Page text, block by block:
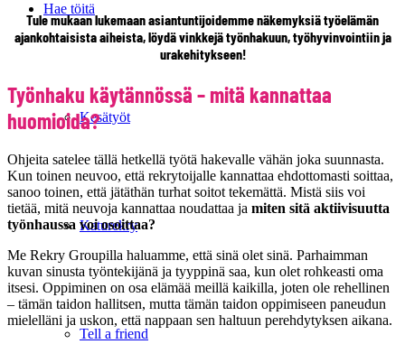
Hae töitä
Kesätyöt
Katurekry
Tell a friend
Tule mukaan lukemaan asiantuntijoidemme näkemyksiä työelämän
ajankohtaisista aiheista, löydä vinkkejä työnhakuun, työhyvinvointiin ja
urakehitykseen!
Työnhaku käytännössä – mitä kannattaa
huomioida?
Ohjeita satelee tällä hetkellä työtä hakevalle vähän joka suunnasta.
Kun toinen neuvoo, että rekrytoijalle kannattaa ehdottomasti soittaa,
sanoo toinen, että jätäthän turhat soitot tekemättä. Mistä siis voi
tietää, mitä neuvoja kannattaa noudattaa ja miten sitä aktiivisuutta
työnhaussa voi osoittaa?
Me Rekry Groupilla haluamme, että sinä olet sinä. Parhaimman
kuvan sinusta työntekijänä ja tyyppinä saa, kun olet rohkeasti oma
itsesi. Oppiminen on osa elämää meillä kaikilla, joten ole rehellinen
– tämän taidon hallitsen, mutta tämän taidon oppimiseen paneudun
mielelläni ja uskon, että nappaan sen haltuun perehdytyksen aikana.